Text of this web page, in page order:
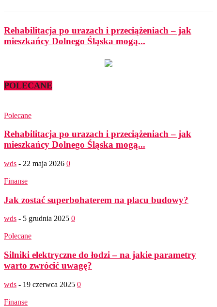
Rehabilitacja po urazach i przeciążeniach – jak
mieszkańcy Dolnego Śląska mogą...
POLECANE
Polecane
Rehabilitacja po urazach i przeciążeniach – jak
mieszkańcy Dolnego Śląska mogą...
wds - 22 maja 2026 0
Finanse
Jak zostać superbohaterem na placu budowy?
wds - 5 grudnia 2025 0
Polecane
Silniki elektryczne do łodzi – na jakie parametry
warto zwrócić uwagę?
wds - 19 czerwca 2025 0
Finanse